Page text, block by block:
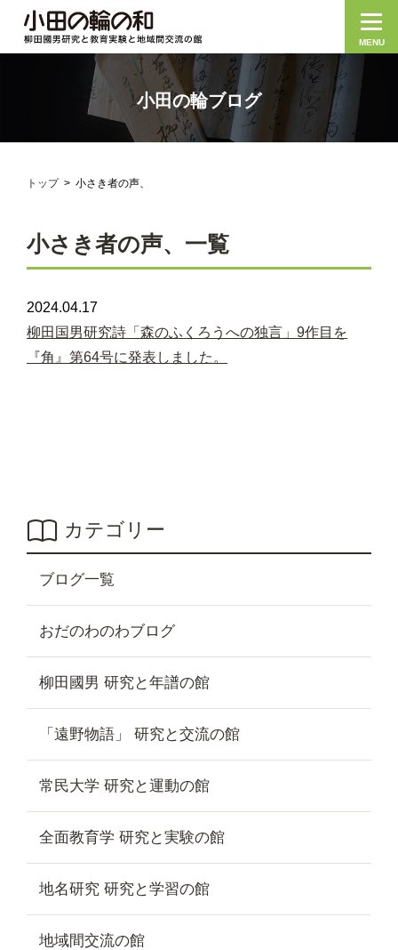
MENU
小田の輪ブログ
トップ 小さき者の声、
小さき者の声、一覧
2024.04.17
柳田国男研究詩「森のふくろうへの独言」9作目を
『角』第64号に発表しました。
カテゴリー
ブログ一覧
おだのわのわブログ
柳田國男 研究と年譜の館
「遠野物語」 研究と交流の館
常民大学 研究と運動の館
全面教育学 研究と実験の館
地名研究 研究と学習の館
地域間交流の館